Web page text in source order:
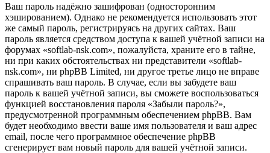
Ваш пароль надёжно зашифрован (односторонним
хэшированием). Однако не рекомендуется использовать этот
же самый пароль, регистрируясь на других сайтах. Ваш
пароль является средством доступа к вашей учётной записи на
форумах «softlab-nsk.com», пожалуйста, храните его в тайне,
ни при каких обстоятельствах ни представители «softlab-
nsk.com», ни phpBB Limited, ни другое третье лицо не вправе
спрашивать ваш пароль. В случае, если вы забудете ваш
пароль к вашей учётной записи, вы сможете воспользоваться
функцией восстановления пароля «Забыли пароль?»,
предусмотренной программным обеспечением phpBB. Вам
будет необходимо ввести ваше имя пользователя и ваш адрес
email, после чего программное обеспечение phpBB
сгенерирует вам новый пароль для вашей учётной записи.